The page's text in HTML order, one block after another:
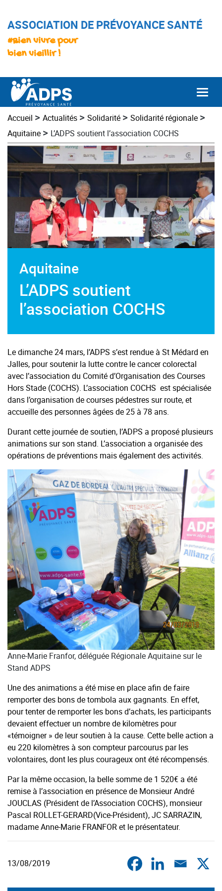
ASSOCIATION DE PRÉVOYANCE SANTÉ
#Bien vivre pour
bien vieillir !
Accueil > Actualités > Solidarité > Solidarité régionale >
Aquitaine > L’ADPS soutient l’association COCHS
Aquitaine
L’ADPS soutient
l’association COCHS
Le dimanche 24 mars, l’ADPS s’est rendue à St Médard en
Jalles, pour soutenir la lutte contre le cancer colorectal
avec l’association du Comité d’Organisation des Courses
Hors Stade (COCHS). L’association COCHS est spécialisée
dans l’organisation de courses pédestres sur route, et
accueille des personnes âgées de 25 à 78 ans.
Durant cette journée de soutien, l’ADPS a proposé plusieurs
animations sur son stand. L’association a organisée des
opérations de préventions mais également des activités.
Anne-Marie Franfor, déléguée Régionale Aquitaine sur le
Stand ADPS
Une des animations a été mise en place afin de faire
remporter des bons de tombola aux gagnants. En effet,
pour tenter de remporter les bons d’achats, les participants
devaient effectuer un nombre de kilomètres pour
«témoigner » de leur soutien à la cause. Cette belle action a
eu 220 kilomètres à son compteur parcourus par les
volontaires, dont les plus courageux ont été récompensés.
Par la même occasion, la belle somme de 1 520€ a été
remise à l’association en présence de Monsieur André
JOUCLAS (Président de l’Association COCHS), monsieur
Pascal ROLLET-GERARD(Vice-Président), JC SARRAZIN,
madame Anne-Marie FRANFOR et le présentateur.
13/08/2019